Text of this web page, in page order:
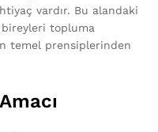
vardır. Bu alandaki
bireyleri topluma
temel prensiplerinden